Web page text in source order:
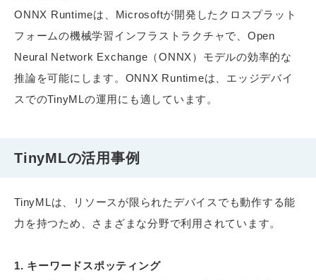
ONNX Runtimeは、Microsoftが開発したクロスプラット
フォームの機械学習インフラストラクチャで、Open
Neural Network Exchange（ONNX）モデルの効率的な
推論を可能にします。ONNX Runtimeは、エッジデバイ
スでのTinyMLの運用にも適しています。
TinyMLの活用事例
TinyMLは、リソースが限られたデバイスでも動作する能
力を持つため、さまざまな分野で利用されています。
1. キーワードスポッティング